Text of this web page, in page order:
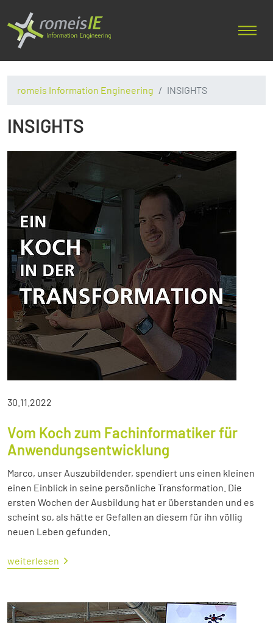
romeis Information Engineering INSIGHTS
INSIGHTS
30.11.2022
Vom Koch zum Fachinformatiker für
Anwendungsentwicklung
Marco, unser Auszubildender, spendiert uns einen kleinen
einen Einblick in seine persönliche Transformation. Die
ersten Wochen der Ausbildung hat er überstanden und es
scheint so, als hätte er Gefallen an diesem für ihn völlig
neuen Leben gefunden.
weiterlesen